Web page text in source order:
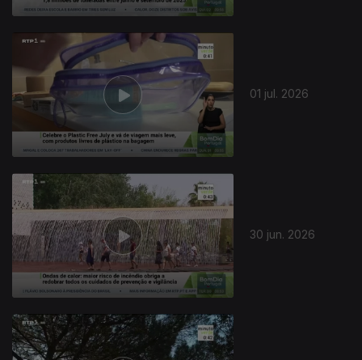
01 jul. 2026
30 jun. 2026